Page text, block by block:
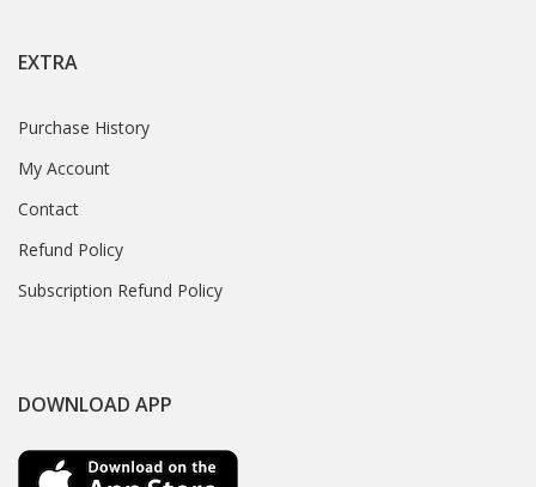
EXTRA
Purchase History
My Account
Contact
Refund Policy
Subscription Refund Policy
DOWNLOAD APP